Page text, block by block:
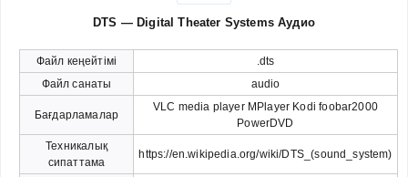
DTS — Digital Theater Systems Аудио
Файл кеңейтімі
.dts
Файл санаты
audio
Бағдарламалар
VLC media player MPlayer Kodi foobar2000
PowerDVD
Техникалық
сипаттама
https://en.wikipedia.org/wiki/DTS_(sound_system)